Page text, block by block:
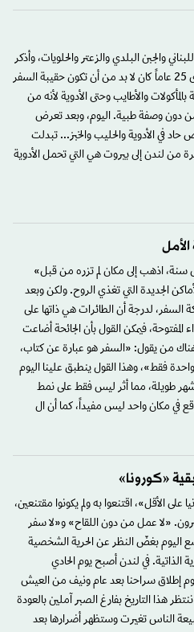
والجبن البلدي والزعتر والحلويات، وأذكر
بعد كل زيارة إلى لبنان الحبيب على مدى 25 عاماً كان لا بد من أن تكون حقيبة السفر
والأطايب وحتى الأدوية لأنه من
دون وصفة طبية. اليوم، وبعد تعرض
حاد في الأدوية والحليب والخبز... تبدلت
من لندن إلى بيروت هي التي تحمل الأدوية
سنة، اذهب إلى مكان لم تزره من قبل»
الجديدة التي تغذي الروح. ولكن وبعد
لدرجة أن الطائرات هي ذاتها على
فيمكن القول بأن الجائحة أضاعت
هناك من يقول: «السفر هو عبارة عن كتاب،
فقط»، وهذا القول ينطبق علينا اليوم
أشهر طويلة، مما أثر ليس فقط على نمط
في مكان واحد ليس مفيداً، كما أن ال
«كورونا»
على الأقل»، اقتنعوا به ولم يكونوا مقتنعين،
«لا عمل من دون اللقاح» و«لا سفر
اليوم بغضّ النظر عن الحرية الشخصية
الذاتية. في لندن أصبح يوم الحادي
إطلاق سراحنا بعد عام ونيف من العيش
هذا التاريخ بفارغ الصبر آملين بالعودة
الناس تغيرت وستظهر أضرارها بعد